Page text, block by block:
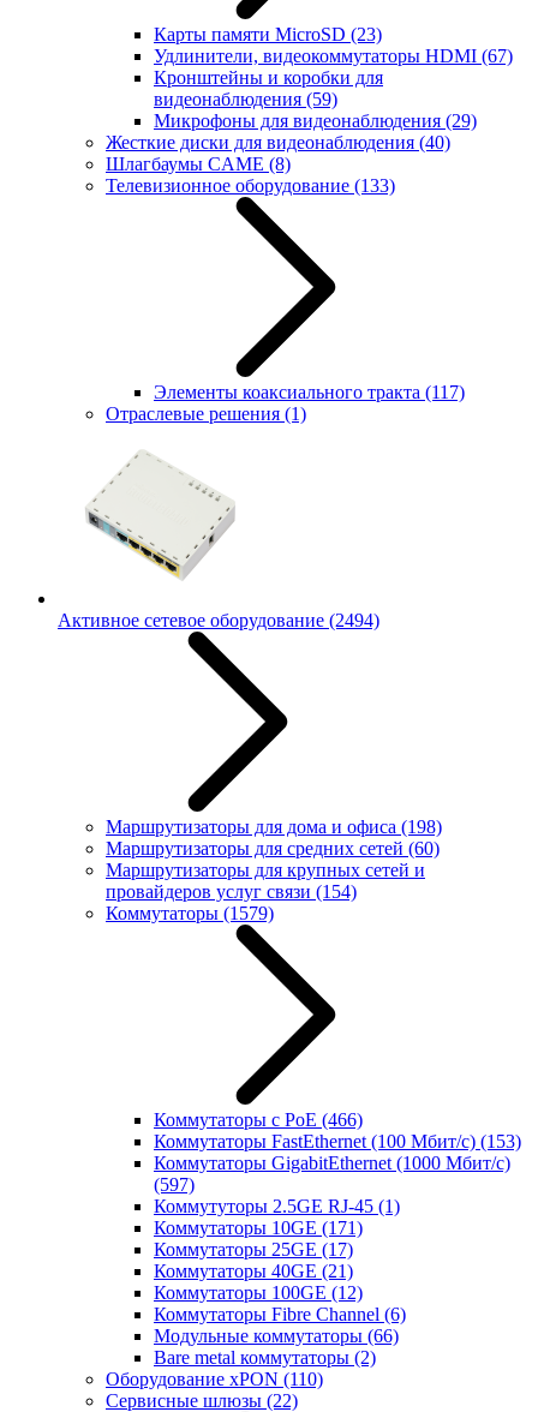
Карты памяти MicroSD (23)
Удлинители, видеокоммутаторы HDMI (67)
Кронштейны и коробки для
видеонаблюдения (59)
Микрофоны для видеонаблюдения (29)
Жесткие диски для видеонаблюдения (40)
Шлагбаумы CAME (8)
Телевизионное оборудование (133)
Элементы коаксиального тракта (117)
Отраслевые решения (1)
Активное сетевое оборудование (2494)
Маршрутизаторы для дома и офиса (198)
Маршрутизаторы для средних сетей (60)
Маршрутизаторы для крупных сетей и
провайдеров услуг связи (154)
Коммутаторы (1579)
Коммутаторы с PoE (466)
Коммутаторы FastEthernet (100 Мбит/с) (153)
Коммутаторы GigabitEthernet (1000 Мбит/с)
(597)
Коммутуторы 2.5GE RJ-45 (1)
Коммутаторы 10GE (171)
Коммутаторы 25GE (17)
Коммутаторы 40GE (21)
Коммутаторы 100GE (12)
Коммутаторы Fibre Channel (6)
Модульные коммутаторы (66)
Bare metal коммутаторы (2)
Оборудование xPON (110)
Сервисные шлюзы (22)